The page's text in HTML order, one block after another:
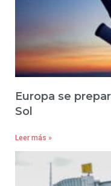
Europa se
Sol
Leer más »